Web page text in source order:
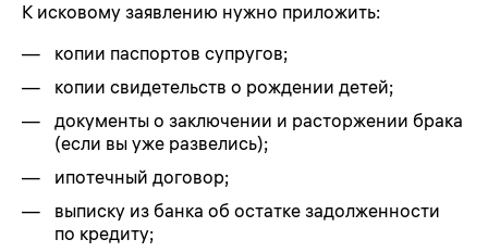
К исковому заявлению нужно приложить:
копии паспортов супругов;
копии свидетельств о рождении детей;
документы о заключении и расторжении брака
(если вы уже развелись);
ипотечный договор;
выписку из банка об остатке задолженности
по кредиту;